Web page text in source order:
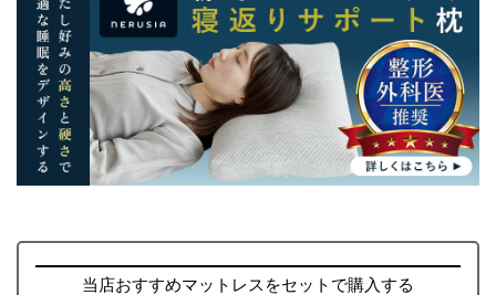
当店おすすめマットレスをセットで購入する